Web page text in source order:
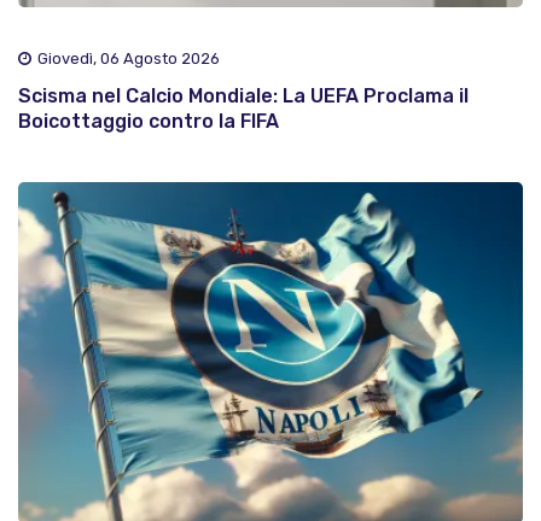
Giovedì, 06 Agosto 2026
Scisma nel Calcio Mondiale: La UEFA Proclama il
Boicottaggio contro la FIFA